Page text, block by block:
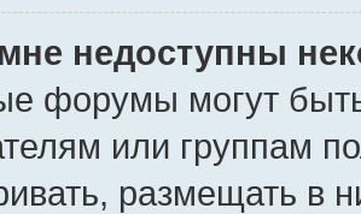
недоступны
форумы могут
или группам
размещать в